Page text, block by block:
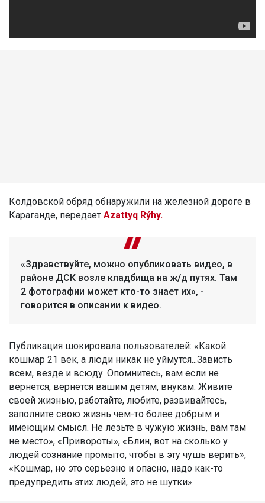
Колдовской обряд обнаружили на железной дороге в
Караганде, передает Azattyq Rýhy.
«Здравствуйте, можно опубликовать видео, в
районе ДСК возле кладбища на ж/д путях. Там
2 фотографии может кто-то знает их», -
говорится в описании к видео.
Публикация шокировала пользователей: «Какой
кошмар 21 век, а люди никак не уймутся...Зависть
всем, везде и всюду. Опомнитесь, вам если не
вернется, вернется вашим детям, внукам. Живите
своей жизнью, работайте, любите, развивайтесь,
заполните свою жизнь чем-то более добрым и
имеющим смысл. Не лезьте в чужую жизнь, вам там
не место», «Привороты», «Блин, вот на сколько у
людей сознание промыто, чтобы в эту чушь верить»,
«Кошмар, но это серьезно и опасно, надо как-то
предупредить этих людей, это не шутки».